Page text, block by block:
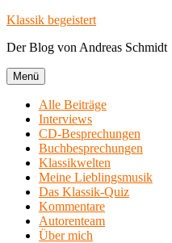
Zum
springen
Klassik begeistert
Der Blog von Andreas Schmidt
Menü
Alle Beiträge
Interviews
CD-Besprechungen
Buchbesprechungen
Klassikwelten
Meine Lieblingsmusik
Das Klassik-Quiz
Kommentare
Autorenteam
Über mich